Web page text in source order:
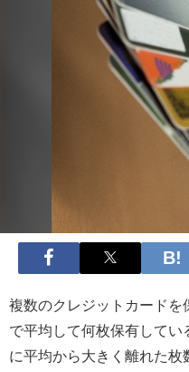
複数のクレジットカードを
で平均して何枚保有してい
に平均から大きく離れた枚